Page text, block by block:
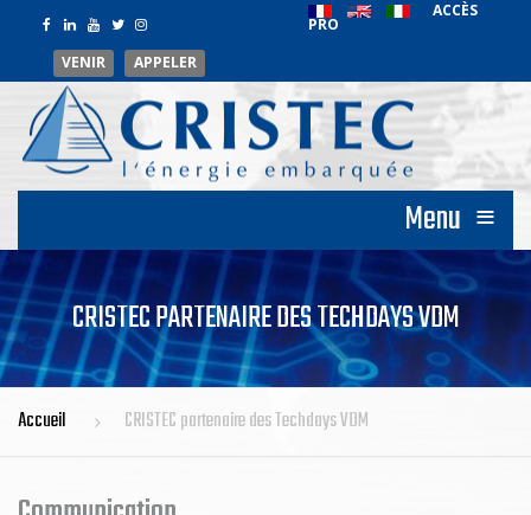
VENIR APPELER
ACCÈS
PRO
Menu ≡
CRISTEC PARTENAIRE DES TECHDAYS VDM
Accueil CRISTEC partenaire des Techdays VDM